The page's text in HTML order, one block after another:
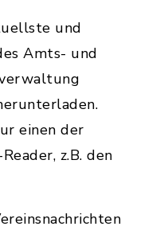
und
Amts- und
einen der
z.B. den